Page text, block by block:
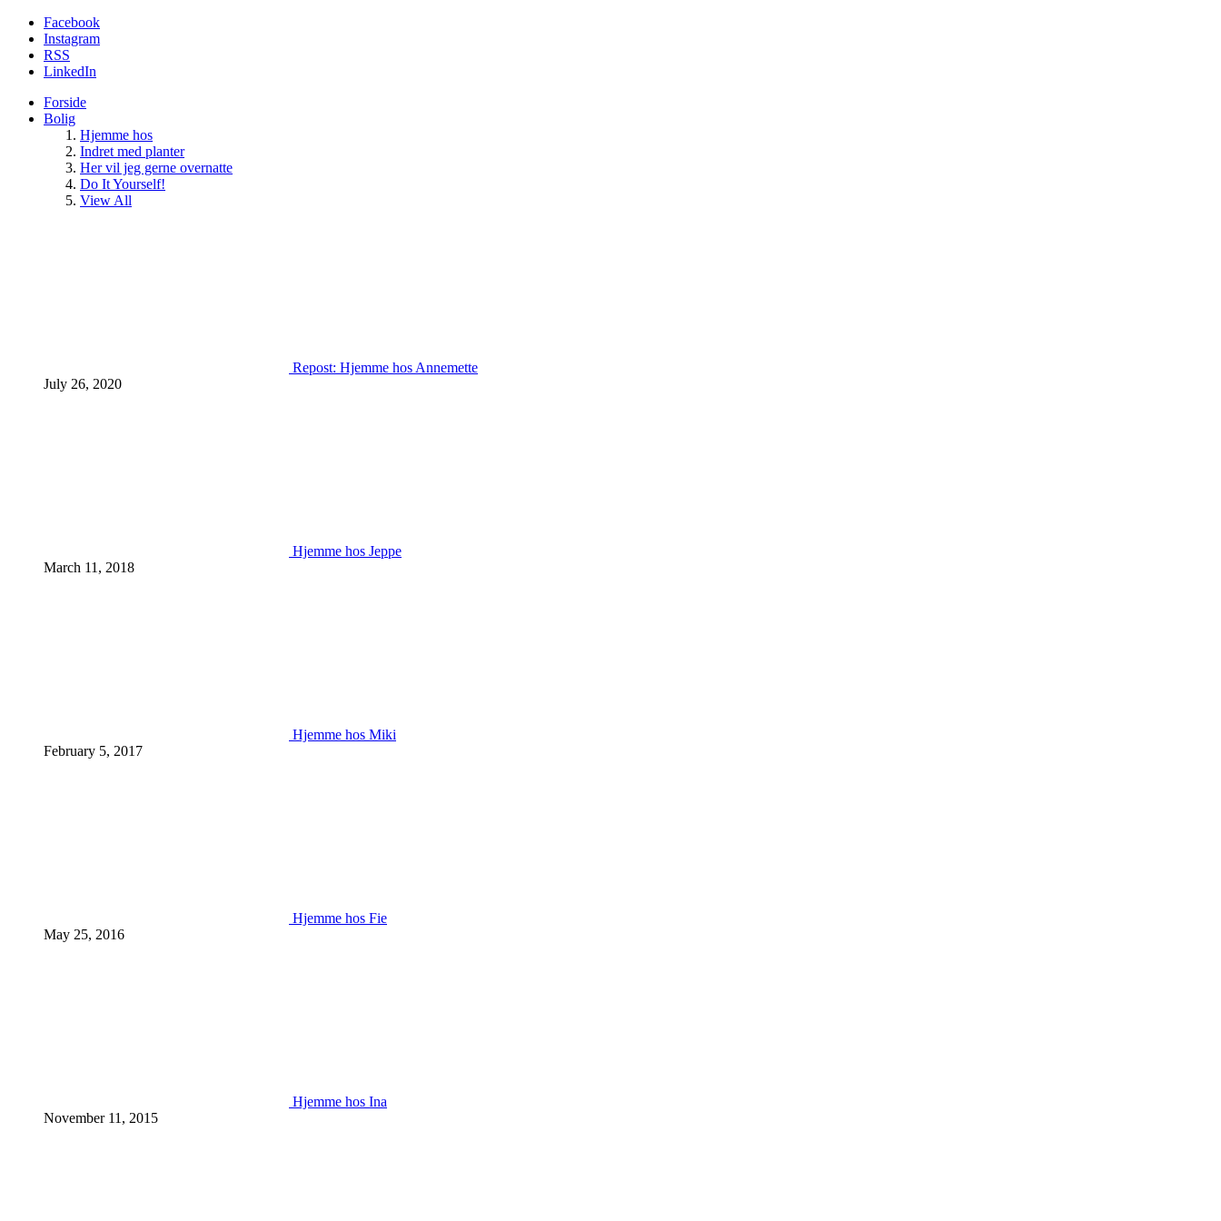
Facebook
Instagram
RSS
LinkedIn
Forside
Bolig
Hjemme hos
Indret med planter
Her vil jeg gerne overnatte
Do It Yourself!
View All
Repost: Hjemme hos Annemette
July 26, 2020
Hjemme hos Jeppe
March 11, 2018
Hjemme hos Miki
February 5, 2017
Hjemme hos Fie
May 25, 2016
Hjemme hos Ina
November 11, 2015